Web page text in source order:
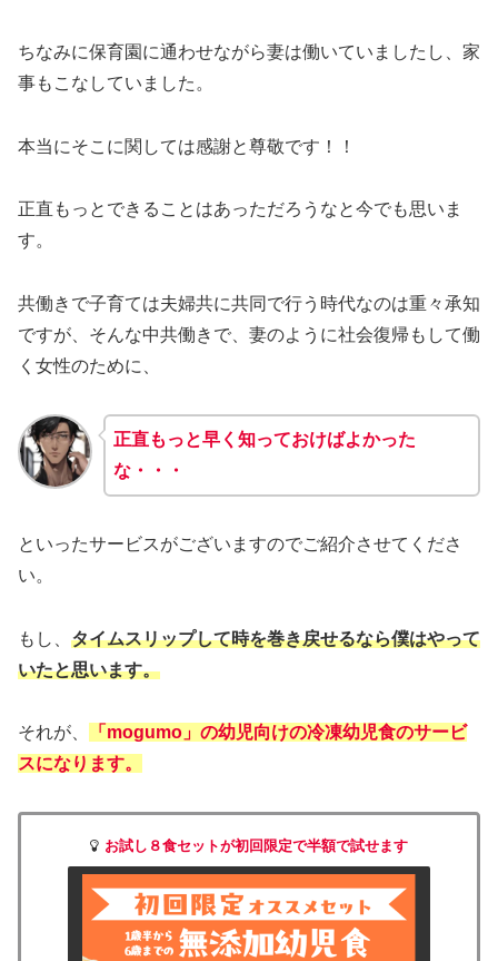
ちなみに保育園に通わせながら妻は働いていましたし、家
事もこなしていました。
本当にそこに関しては感謝と尊敬です！！
正直もっとできることはあっただろうなと今でも思いま
す。
共働きで子育ては夫婦共に共同で行う時代なのは重々承知
ですが、そんな中共働きで、妻のように社会復帰もして働
く女性のために、
正直もっと早く知っておけばよかった
な・・・
といったサービスがございますのでご紹介させてくださ
い。
もし、 タイムスリップして時を巻き戻せるなら僕はやって
いたと思います。
それが、
「mogumo」の幼児向けの冷凍幼児食のサービ
スになります。
お試し８食セットが初回限定で半額で試せます